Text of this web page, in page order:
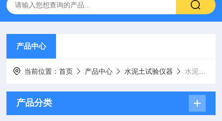
产品中心
当前位置：首页 产品中心 水泥土试验仪器 水泥电动抗折试验机
产品分类